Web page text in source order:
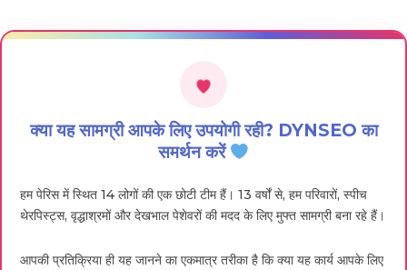
क्या यह सामग्री आपके लिए उपयोगी रही? DYNSEO का
समर्थन करें
हम पेरिस में स्थित 14 लोगों की एक छोटी टीम हैं। 13 वर्षों से, हम परिवारों, स्पीच
थेरपिस्ट्स, वृद्धाश्रमों और देखभाल पेशेवरों की मदद के लिए मुफ्त सामग्री बना रहे हैं।
आपकी प्रतिक्रिया ही यह जानने का एकमात्र तरीका है कि क्या यह कार्य आपके लिए